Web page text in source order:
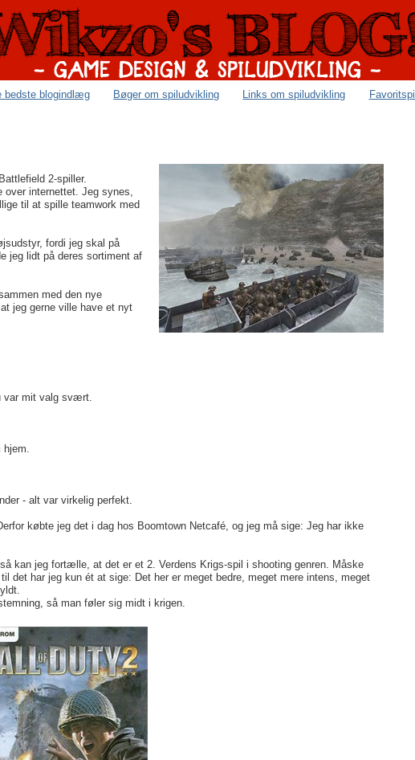
bedste blogindlæg Bøger om spiludvikling Links om spiludvikling Favoritspil
2-spiller.
internettet. Jeg synes,
til at spille teamwork med
fordi jeg skal på
jeg lidt på deres sortiment af
med den nye
jeg gerne ville have et nyt
var mit valg svært.
hjem.
- alt var virkelig perfekt.
købte jeg det i dag hos Boomtown Netcafé, og jeg må sige: Jeg har ikke
kan jeg fortælle, at det er et 2. Verdens Krigs-spil i shooting genren. Måske
har jeg kun ét at sige: Det her er meget bedre, meget mere intens, meget
så man føler sig midt i krigen.